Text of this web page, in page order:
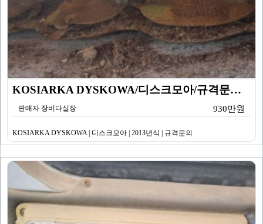
KOSIARKA DYSKOWA/디스크모아/규격문의/디스…
판매자 장비다실장 930만원
KOSIARKA DYSKOWA | 디스크모아 | 2013년식 | 규격문의